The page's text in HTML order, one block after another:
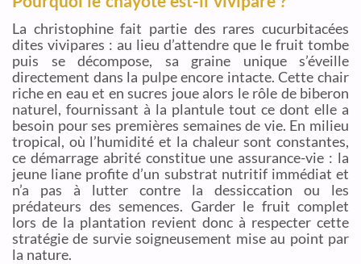
La christophine fait partie des rares cucurbitacées
dites vivipares : au lieu d’attendre que le fruit tombe
puis se décompose, sa graine unique s’éveille
directement dans la pulpe encore intacte. Cette chair
riche en eau et en sucres joue alors le rôle de biberon
naturel, fournissant à la plantule tout ce dont elle a
besoin pour ses premières semaines de vie. En milieu
tropical, où l’humidité et la chaleur sont constantes,
ce démarrage abrité constitue une assurance-vie : la
jeune liane profite d’un substrat nutritif immédiat et
n’a pas à lutter contre la dessiccation ou les
prédateurs des semences. Garder le fruit complet
lors de la plantation revient donc à respecter cette
stratégie de survie soigneusement mise au point par
la nature.